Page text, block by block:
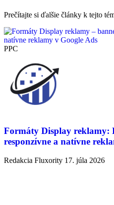
Prečítajte si ďalšie články k tejto
PPC
Formáty Display reklamy:
responzívne a natívne
Redakcia Fluxority 17. júla 2026